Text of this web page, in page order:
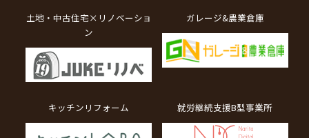
土地・中古住宅×リノベーショ
ン
ガレージ&農業倉庫
キッチンリフォーム 就労継続支援B型事業所